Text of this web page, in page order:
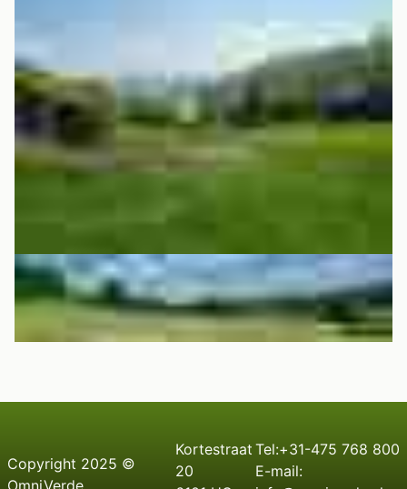
Copyright 2025 ©
OmniVerde
Kortestraat
20
Tel:+31-475 768 800
E-mail: